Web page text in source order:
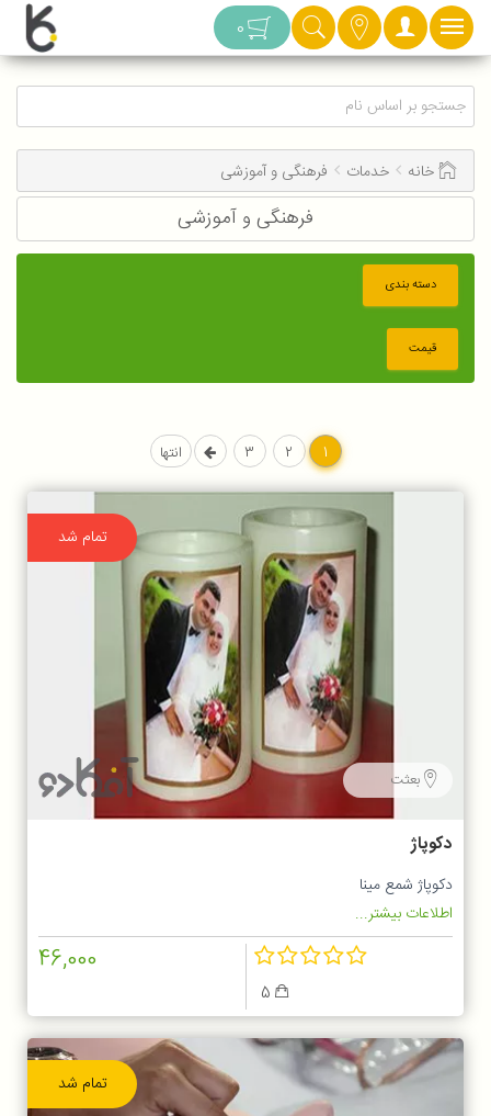
دسته بندی 0
خانه خدمات فرهنگی و آموزشی
فرهنگی و آموزشی
دسته بندی
قیمت
1
2
3 انتها
تمام شد
بعثت
دکوپاژ
دکوپاژ شمع مینا
اطلاعات بیشتر...
46,000
تمام شد